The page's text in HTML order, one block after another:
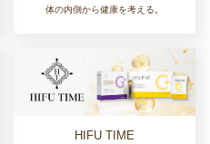
体の内側から健康を考える。
HIFU TIME